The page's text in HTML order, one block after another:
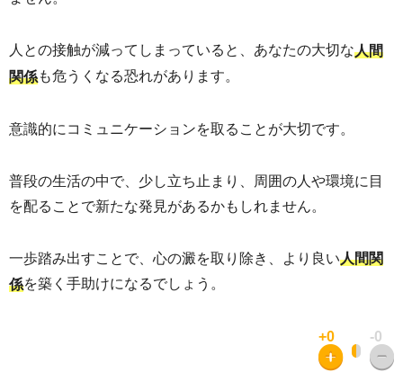
人との接触が減ってしまっていると、あなたの大切な人間
関係も危うくなる恐れがあります。
意識的にコミュニケーションを取ることが大切です。
普段の生活の中で、少し立ち止まり、周囲の人や環境に目
を配ることで新たな発見があるかもしれません。
一歩踏み出すことで、心の澱を取り除き、より良い人間関
係を築く手助けになるでしょう。
+0 -0